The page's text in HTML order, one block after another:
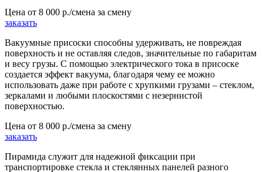
Цена от 8 000 р./смена за смену
заказать
Вакуумные присоски способны удерживать, не повреждая
поверхность и не оставляя следов, значительные по габаритам
и весу грузы. С помощью электрического тока в присоске
создается эффект вакуума, благодаря чему ее можно
использовать даже при работе с хрупкими грузами – стеклом,
зеркалами и любыми плоскостями с незернистой
поверхностью.
Цена от 8 000 р./смена за смену
заказать
Пирамида служит для надежной фиксации при
транспортировке стекла и стеклянных панелей разного